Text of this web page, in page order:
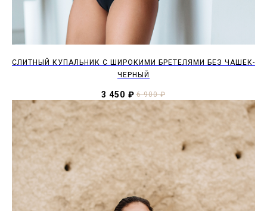
CЛИТНЫЙ КУПАЛЬНИК С ШИРОКИМИ БРЕТЕЛЯМИ БЕЗ ЧАШЕК-
ЧЕРНЫЙ
3 450 ₽ 6 900 ₽